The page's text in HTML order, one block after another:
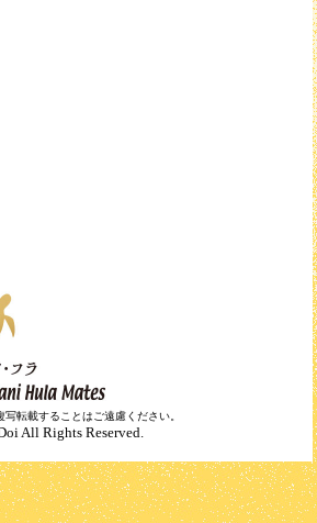
転載することはご遠慮ください。
All Rights Reserved.